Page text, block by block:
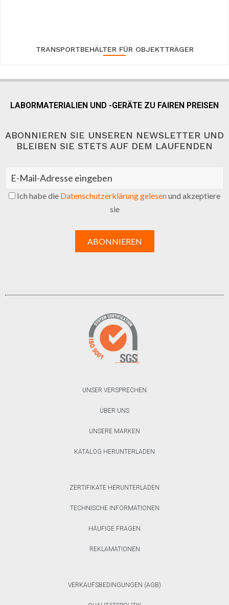
TRANSPORTBEHÄLTER FÜR OBJEKTTRÄGER
LABORMATERIALIEN UND -GERÄTE ZU FAIREN PREISEN
ABONNIEREN SIE UNSEREN NEWSLETTER UND
BLEIBEN SIE STETS AUF DEM LAUFENDEN
Ich habe die Datenschutzerklärung gelesenund akzeptiere
sie
UNSER VERSPRECHEN
ÜBER UNS
UNSERE MARKEN
KATALOG HERUNTERLADEN
ZERTIFIKATE HERUNTERLADEN
TECHNISCHE INFORMATIONEN
HÄUFIGE FRAGEN
REKLAMATIONEN
VERKAUFSBEDINGUNGEN (AGB)